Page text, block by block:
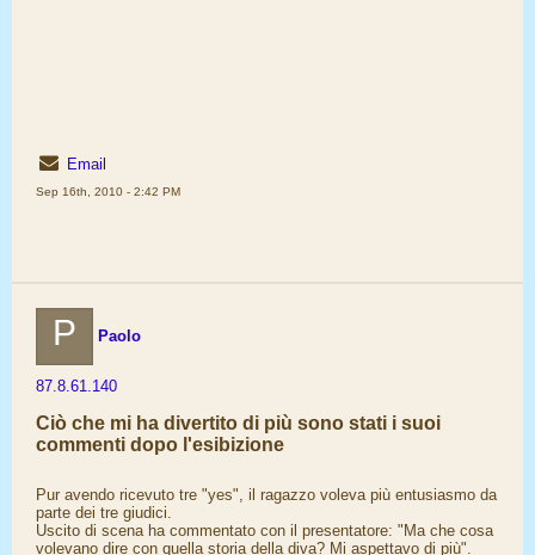
Email
Sep 16th, 2010 - 2:42 PM
P Paolo
87.8.61.140
Ciò che mi ha divertito di più sono stati i suoi
commenti dopo l'esibizione
Pur avendo ricevuto tre "yes", il ragazzo voleva più entusiasmo da
parte dei tre giudici.
Uscito di scena ha commentato con il presentatore: "Ma che cosa
volevano dire con quella storia della diva? Mi aspettavo di più".